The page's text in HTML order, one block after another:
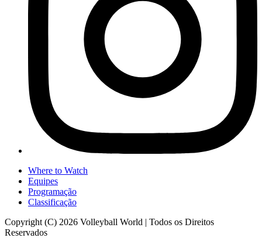
Where to Watch
Equipes
Programação
Classificação
Copyright (C) 2026 Volleyball World | Todos os Direitos
Reservados